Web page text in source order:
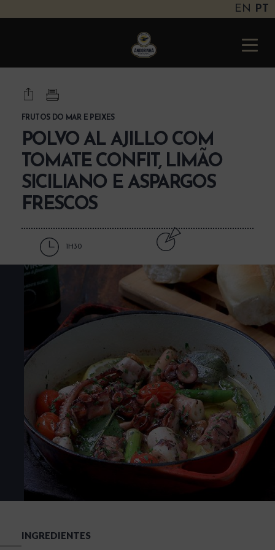
EN PT
Andorinha
Portugal
FRUTOS DO MAR E PEIXES
POLVO AL AJILLO COM
TOMATE CONFIT, LIMÃO
SICILIANO E ASPARGOS
FRESCOS
1H30
INGREDIENTES